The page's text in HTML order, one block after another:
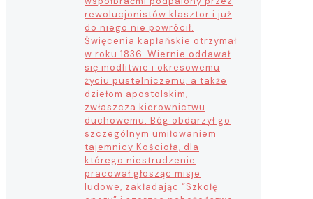
rewolucjonistów klasztor i już
do niego nie powrócił.
Święcenia kapłańskie otrzymał
w roku 1836. Wiernie oddawał
się modlitwie i okresowemu
życiu pustelniczemu, a także
dziełom apostolskim,
zwłaszcza kierownictwu
duchowemu. Bóg obdarzył go
szczególnym umiłowaniem
tajemnicy Kościoła, dla
którego niestrudzenie
pracował głosząc misje
ludowe, zakładając “Szkołę